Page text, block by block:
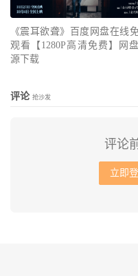
《震耳欲聋》百度网盘在线
观看【1280P高清免费】网
源下载
评论 抢沙发
评论
立即